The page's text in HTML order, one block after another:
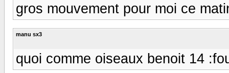
gros mouvement pour moi ce
manu sx3
quoi comme oiseaux benoit 14